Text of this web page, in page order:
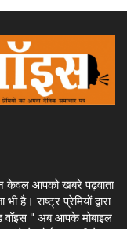
केवल आपको खबरे पढ़वाता
है। राष्ट्र प्रेमियों द्वारा
वॉइस " अब आपके मोबाइल